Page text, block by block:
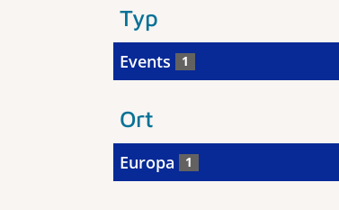
Typ
Events 1
Ort
Europa 1